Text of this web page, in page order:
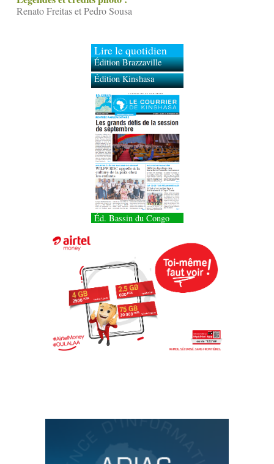
Renato Freitas et Pedro Sousa
Lire le quotidien
Édition Brazzaville
Édition Kinshasa
Éd. Bassin du Congo